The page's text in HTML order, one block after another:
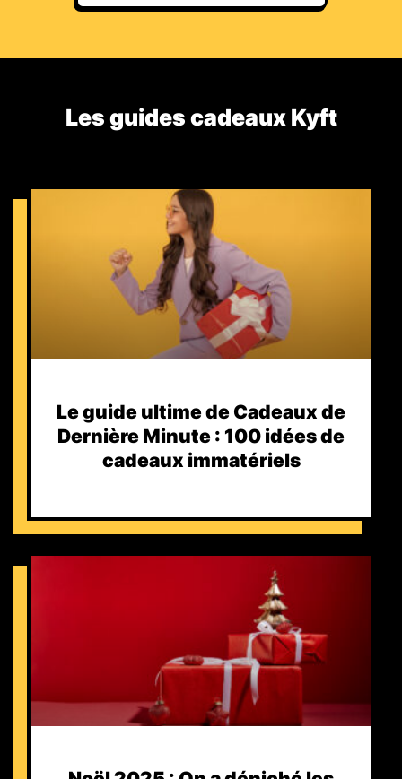
Les guides cadeaux Kyft​
Le guide ultime de Cadeaux de
Dernière Minute : 100 idées de
cadeaux immatériels